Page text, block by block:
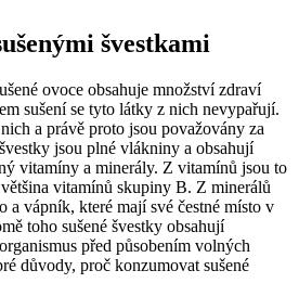
švestkami
ovoce obsahuje množství zdraví
sušení se tyto látky z nich nevypařují.
a právě proto jsou považovány za
jsou plné vlákniny a obsahují
vitamíny a minerály. Z vitamínů jsou to
vitamínů skupiny B. Z minerálů
a vápník, které mají své čestné místo v
toho sušené švestky obsahují
před působením volných
důvody, proč konzumovat sušené